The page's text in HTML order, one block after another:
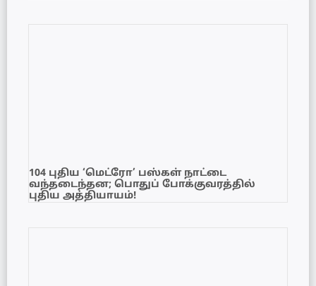
104 புதிய ‘மெட்ரோ’ பஸ்கள் நாட்டை
வந்தடைந்தன; பொதுப் போக்குவரத்தில்
புதிய அத்தியாயம்!